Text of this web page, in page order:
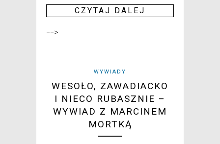
CZY­TAJ DALEJ
-->
WYWIADY
WESOŁO, ZAWADIACKO
I NIECO RUBASZNIE –
WYWIAD Z MARCINEM
MORTKĄ